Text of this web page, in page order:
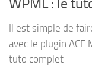
WPML : le
Il est simple de
avec le plugin
tuto complet